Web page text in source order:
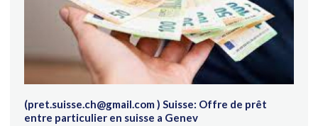
(pret.suisse.ch@gmail.com ) Suisse: Offre de prêt
entre particulier en suisse a Genev